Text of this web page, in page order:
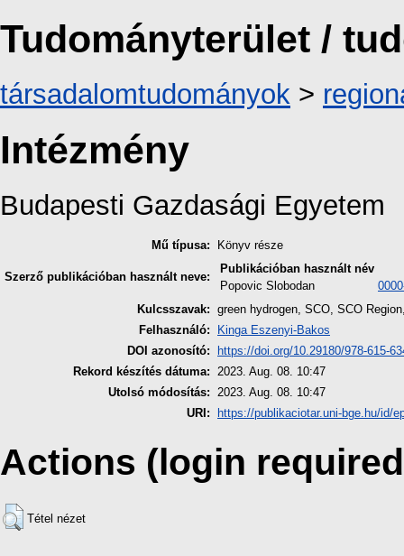
Tudományterület /
társadalomtudományok >
Intézmény
Budapesti Gazdasági Egyetem
Mű típusa: Könyv része
Szerző publikációban használt neve:
Publikációban használt név
Popovic Slobodan
Kulcsszavak: green hydrogen, SCO, SCO
Felhasználó:
Kinga Eszenyi-Bakos
DOI azonosító:
https://doi.org/10.29180/978-615-
Rekord készítés dátuma: 2023. Aug. 08. 10:47
Utolsó módosítás: 2023. Aug. 08. 10:47
URI:
https://publikaciotar.uni-bge.hu/id/
Actions (login
Tétel nézet